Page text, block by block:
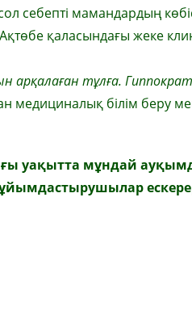
себепті мамандардың
Ақтөбе қаласындағы жеке
арқалаған тұлға.
білім беру
уақытта мұндай